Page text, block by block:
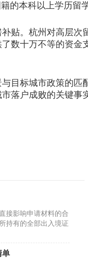
的本科以上学历留
。杭州对高层次
数十万不等的资
标城市政策的匹
落户成败的关键事
接影响申请材料的合
持有的全部出入境证
单